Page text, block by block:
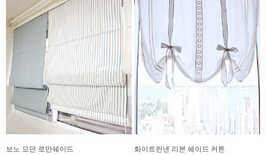
보노 모던 로만쉐이드 화이트린넨 리본 쉐이드 커튼